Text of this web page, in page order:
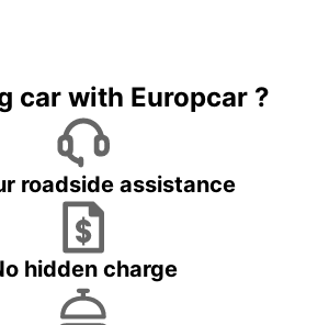
car with Europcar ?
roadside assistance
hidden charge